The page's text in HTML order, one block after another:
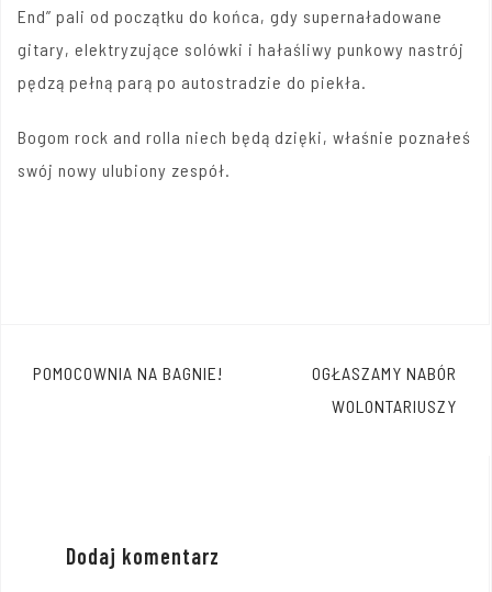
End” pali od początku do końca, gdy supernaładowane
gitary, elektryzujące solówki i hałaśliwy punkowy nastrój
pędzą pełną parą po autostradzie do piekła.
Bogom rock and rolla niech będą dzięki, właśnie poznałeś
swój nowy ulubiony zespół.
Nawigacja
POMOCOWNIA NA BAGNIE!
OGŁASZAMY NABÓR
WOLONTARIUSZY
Dodaj komentarz